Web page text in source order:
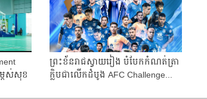
ពស់​សុខ
ព្រះខ័ន​រាជ​ស្វាយរៀង បំបែក​កំណត់ត្រា​
ក្លិប​ជា​លើក​ដំបូង​ AFC Challenge...